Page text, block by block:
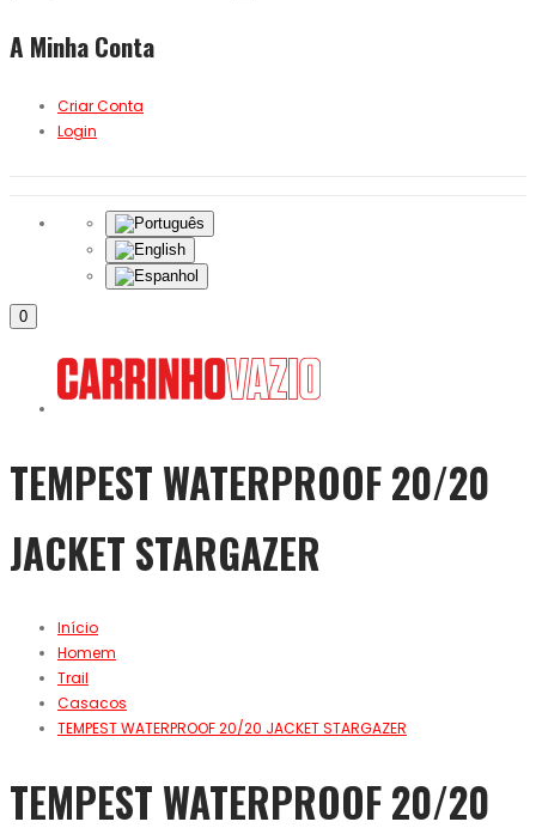
A Minha Conta
Criar Conta
Login
0
TEMPEST WATERPROOF 20/20
JACKET STARGAZER
Início
Homem
Trail
Casacos
TEMPEST WATERPROOF 20/20 JACKET STARGAZER
TEMPEST WATERPROOF 20/20